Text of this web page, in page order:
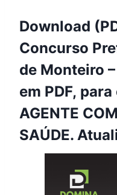
Download
Concurso
de Monteiro
em PDF,
AGENTE
SAÚDE.